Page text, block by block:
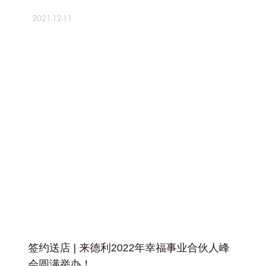
2021-12-11
签约送店 | 来德利2022年幸福事业合伙人峰